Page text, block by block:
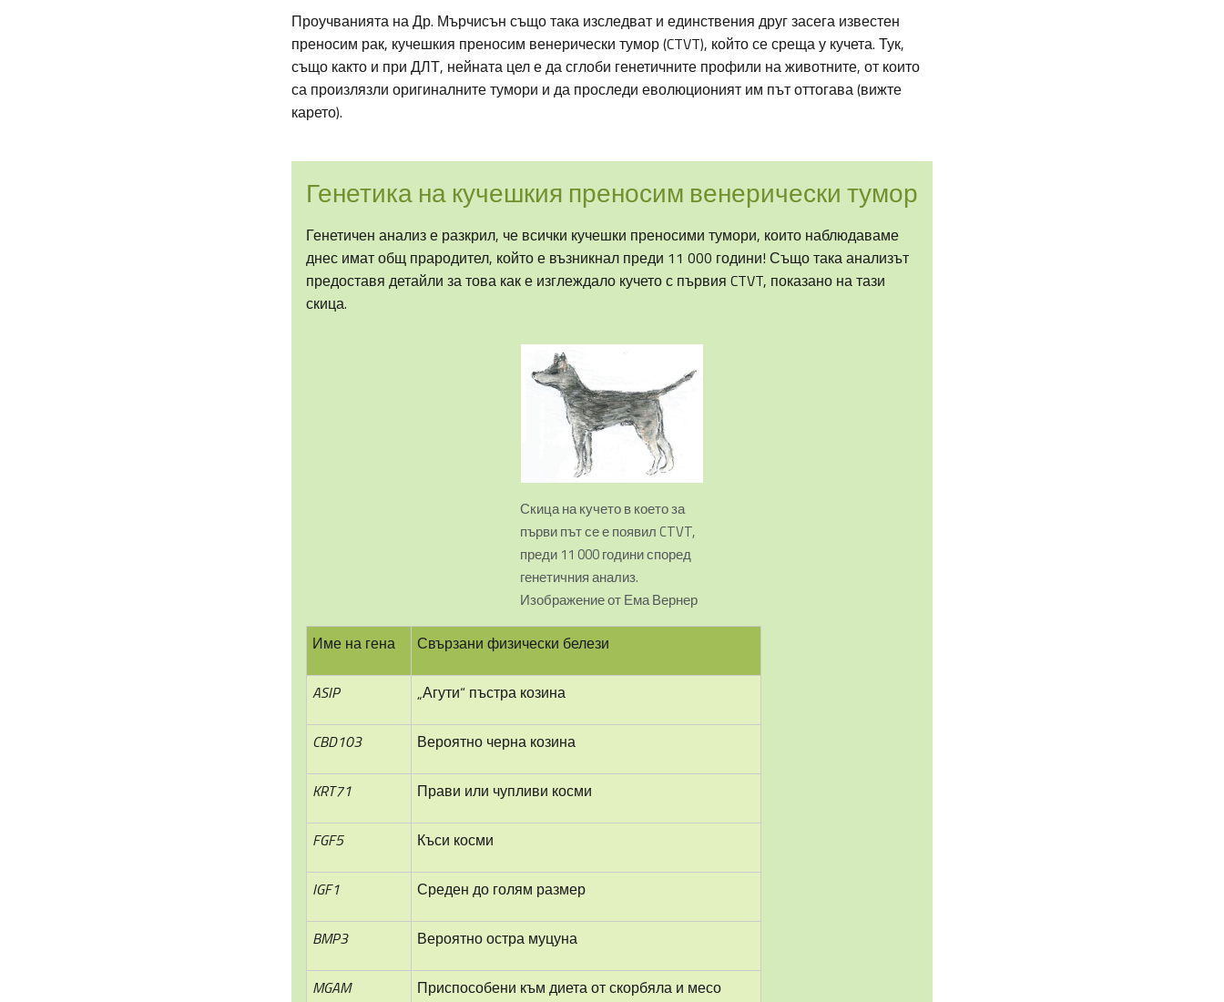
Проучванията на Др. Мърчисън също така изследват и единствения друг засега известен
преносим рак, кучешкия преносим венерически тумор (CTVT), който се среща у кучета. Тук,
също както и при ДЛТ, нейната цел е да сглоби генетичните профили на животните, от които
са произлязли оригиналните тумори и да проследи еволюционият им път оттогава (вижте
карето).
Генетика на кучешкия преносим венерически тумор
Генетичен анализ е разкрил, че всички кучешки преносими тумори, които наблюдаваме
днес имат общ прародител, който е възникнал преди 11 000 години! Също така анализът
предоставя детайли за това как е изглеждало кучето с първия CTVT, показано на тази
скица.
Скица на кучето в което за
първи път се е появил CTVT,
преди 11 000 години според
генетичния анализ.
Изображение от Ема Вернер
Име на гена Свързани физически белези
ASIP „Агути“ пъстра козина
CBD103 Вероятно черна козина
KRT71 Прави или чупливи косми
FGF5 Къси косми
IGF1 Среден до голям размер
BMP3 Вероятно остра муцуна
MGAM Приспособени към диета от скорбяла и месо